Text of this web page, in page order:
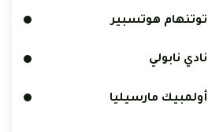
توتنهام هوتسبير
نادي نابولي
أولمبيك مارسيليا